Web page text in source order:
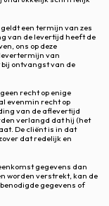
een termijn van zes
van de levertijd heeft de
ons op deze
van
ontvangst van de
recht op enige
evenmin recht op
van de aflevertijd
verlangd dat hij (het
De cliënt is in dat
dat redelijk en
gegevens dan
worden verstrekt, kan de
gegevens of